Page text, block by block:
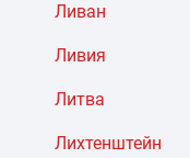
Ливан
Ливия
Литва
Лихтенштейн